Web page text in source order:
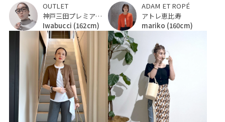
OUTLET
神戸三田プレミアム・アウトレット
Iwabucci (162cm)
ADAM ET ROPÉ
アトレ恵比寿
mariko (160cm)